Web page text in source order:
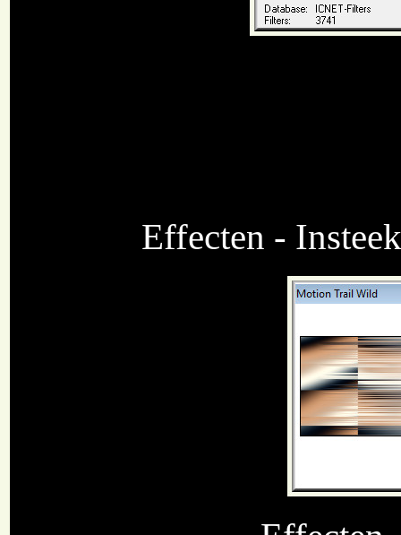
Effecten -